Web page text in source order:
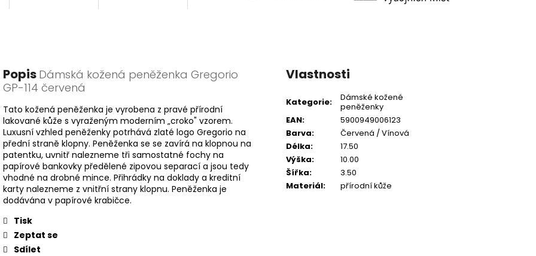
Popis Dámská kožená peněženka Gregorio
GP-114 červená
Tato kožená peněženka je vyrobena z pravé přírodní
lakované kůže s vyraženým moderním „croko" vzorem.
Luxusní vzhled peněženky potrhává zlaté logo Gregorio na
přední straně klopny. Peněženka se se zavírá na klopnou na
patentku, uvnitř nalezneme tři samostatné fochy na
papírové bankovky předělené zipovou separací a jsou tedy
vhodné na drobné mince. Přihrádky na doklady a kreditní
karty nalezneme z vnitřní strany klopnu. Peněženka je
dodávána v papírové krabičce.
Tisk
Zeptat se
Sdílet
Vlastnosti
Kategorie:
Dámské kožené
peněženky
EAN:
5900949006123
Barva:
Červená / Vínová
Délka:
17.50
Výška:
10.00
Šířka:
3.50
Materiál: přírodní kůže